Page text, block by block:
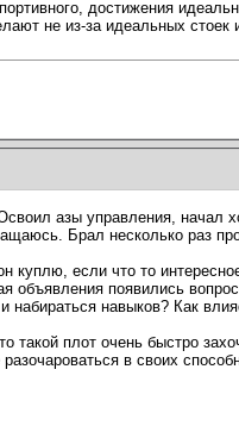
достижения
не из-за идеальных стоек
азы управления, начал
Брал несколько раз
куплю, если что то
объявления появились
навыков? Как
плот очень быстро
в своих